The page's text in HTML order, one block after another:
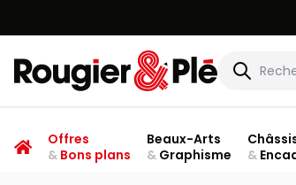
Offres
&Bons plans
Beaux-Arts
&Graphisme
&